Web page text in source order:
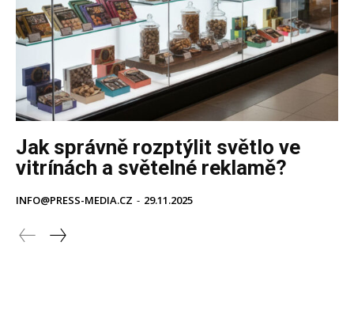
Jak správně rozptýlit světlo ve
vitrínách a světelné reklamě?
INFO@PRESS-MEDIA.CZ - 29.11.2025